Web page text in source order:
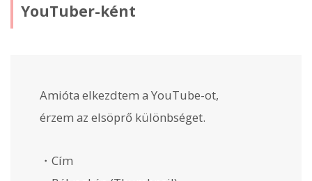
YouTuber-ként
Amióta elkezdtem a YouTube-ot,
érzem az elsöprő különbséget.
・Cím